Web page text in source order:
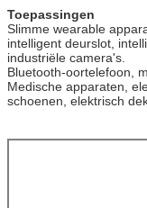
Toepassingen
Slimme wearable
intelligent deurslot,
industriële camera's.
Bluetooth-oortelefoon,
Medische apparaten,
schoenen, elektrisch